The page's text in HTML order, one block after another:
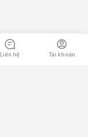
Liên hệ Tài khoản